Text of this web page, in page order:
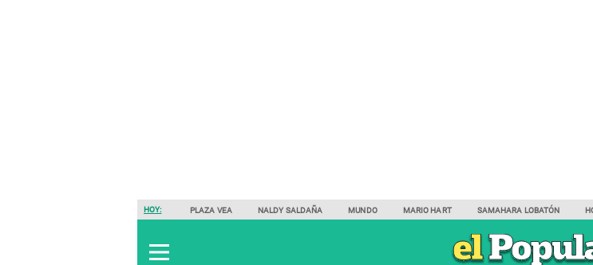
HOY: PLAZA VEA NALDY SALDAÑA MUNDO MARIO HART SAMAHARA LOBATÓN